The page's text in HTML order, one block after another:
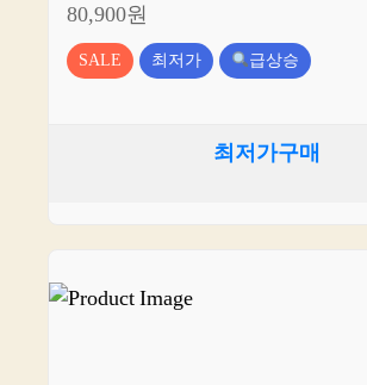
80,900원
SALE 최저가 급상승
최저가구매